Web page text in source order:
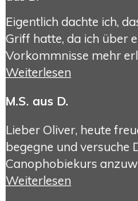
Eigentlich dachte ich,
Griff hatte, da ich über
Vorkommnisse mehr
Weiterlesen
M.S. aus D.
Lieber Oliver, heute
begegne und versuche
Canophobiekurs
Weiterlesen